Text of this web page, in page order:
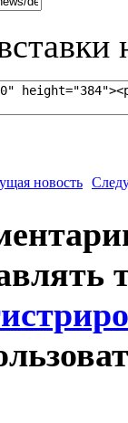
новость